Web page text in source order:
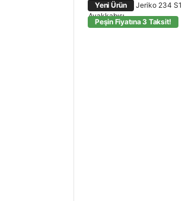
Yeni Ürün
Peşin Fiyatına 3 Taksit!